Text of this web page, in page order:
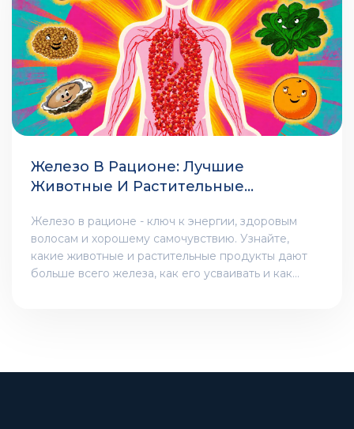
Железо В Рационе: Лучшие
Животные И Растительные
Железо в рационе - ключ к энергии, здоровым
волосам и хорошему самочувствию. Узнайте,
какие животные и растительные продукты дают
больше всего железа, как его усваивать и как